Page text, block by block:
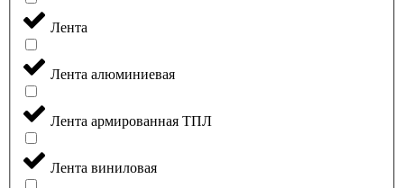
Лента
Лента алюминиевая
Лента армированная ТПЛ
Лента виниловая